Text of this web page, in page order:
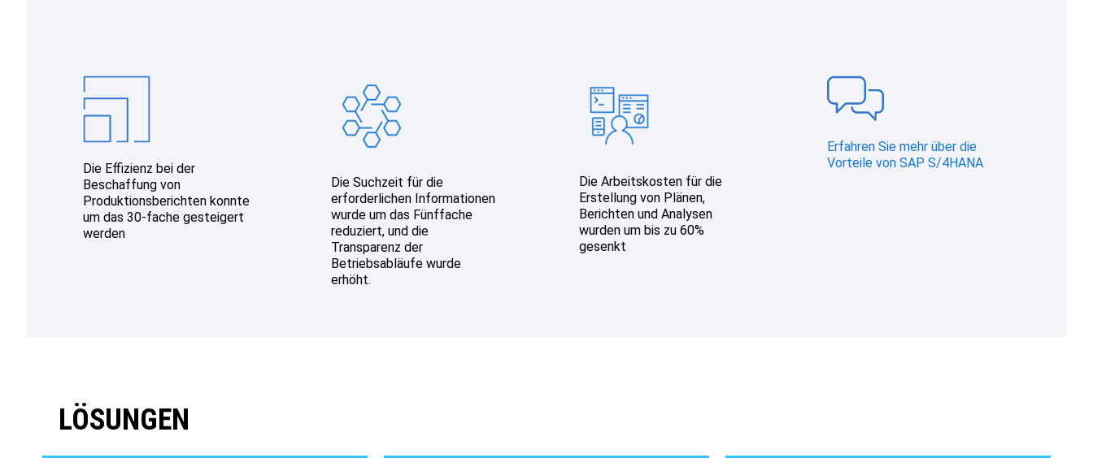
Die Effizienz bei der
Beschaffung von
Produktionsberichten konnte
um das 30-fache gesteigert
werden
Die Suchzeit für die
erforderlichen Informationen
wurde um das Fünffache
reduziert, und die
Transparenz der
Betriebsabläufe wurde
erhöht.
Die Arbeitskosten für die
Erstellung von Plänen,
Berichten und Analysen
wurden um bis zu 60%
gesenkt
Erfahren Sie mehr über die
Vorteile von SAP S/4HANA
LÖSUNGEN